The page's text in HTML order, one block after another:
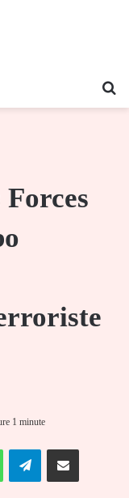
1 minute
WhatsAppTelegramPartager par email